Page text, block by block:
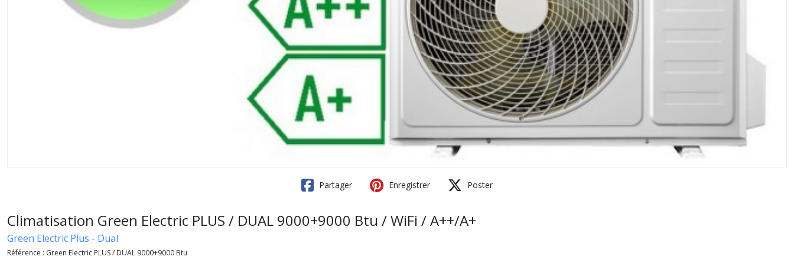
Partager Enregistrer Poster
Climatisation Green Electric PLUS / DUAL 9000+9000 Btu / WiFi / A++/A+
Green Electric Plus - Dual
Référence : Green Electric PLUS / DUAL 9000+9000 Btu